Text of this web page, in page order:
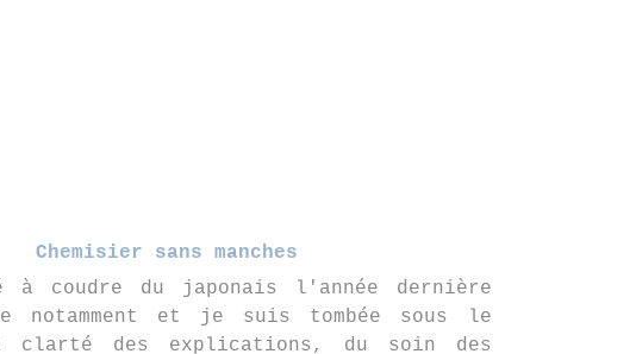
Chemisier sans manches
à coudre du japonais l'année dernière
notamment et je suis tombée sous le
clarté des explications, du soin des